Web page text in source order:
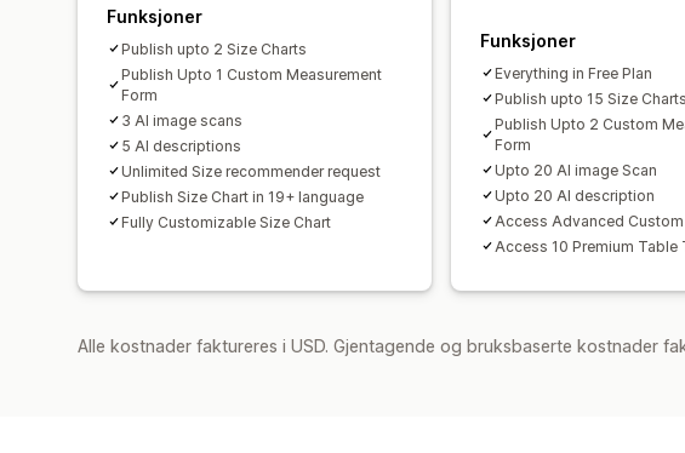
Funksjoner
Publish upto 2 Size Charts
Publish Upto 1 Custom Measurement
Form
3 AI image scans
5 AI descriptions
Unlimited Size recommender request
Publish Size Chart in 19+ language
Fully Customizable Size Chart
Funksjoner
Everything in Free Plan
Publish upto 15 Size Charts
Publish Upto 2 Custom
Form
Upto 20 AI image Scan
Upto 20 AI description
Access Advanced Custom
Access 10 Premium Table
Alle kostnader faktureres i USD. Gjentagende og bruksbaserte kostnader